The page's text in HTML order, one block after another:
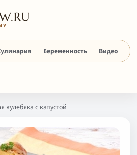
Беременность Видео
кулебяка с капустой